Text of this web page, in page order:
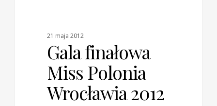
21 maja 2012
Gala finałowa
Miss Polonia
Wrocławia 2012